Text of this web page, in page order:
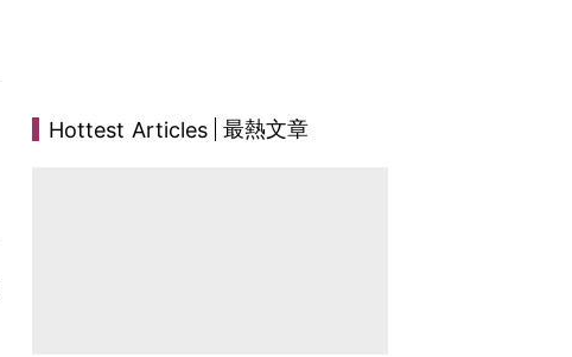
Hottest Articles 最熱文章